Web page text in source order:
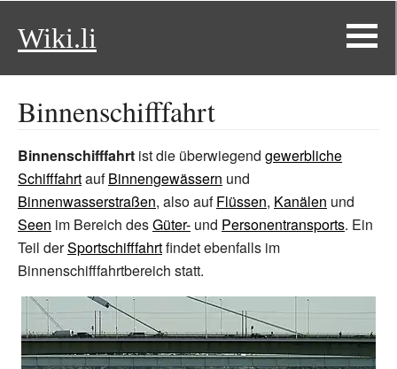
Wiki.li
Binnenschifffahrt
Binnenschifffahrt ist die überwiegend gewerbliche
SchifffahrtaufBinnengewässern und
Binnenwasserstraßen, also aufFlüssen, Kanälen und
Seen im Bereich desGüter- und Personentransports. Ein
Teil derSportschifffahrtfindet ebenfalls im
Binnenschifffahrtbereich statt.